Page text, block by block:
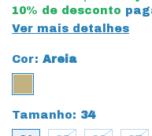
10% de desconto
Ver mais detalhes
Cor: Areia
Tamanho: 34